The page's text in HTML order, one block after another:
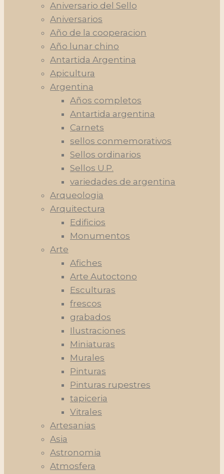
Aniversario del Sello
Aniversarios
Año de la cooperacion
Año lunar chino
Antartida Argentina
Apicultura
Argentina
Años completos
Antartida argentina
Carnets
sellos conmemorativos
Sellos ordinarios
Sellos U.P.
variedades de argentina
Arqueologia
Arquitectura
Edificios
Monumentos
Arte
Afiches
Arte Autoctono
Esculturas
frescos
grabados
Ilustraciones
Miniaturas
Murales
Pinturas
Pinturas rupestres
tapiceria
Vitrales
Artesanias
Asia
Astronomia
Atmosfera